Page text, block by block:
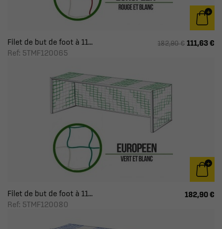
Filet de but de foot à 11...
Ref: 5TMF120065
182,90 € 111,63 €
Filet de but de foot à 11...
Ref: 5TMF120080
182,90 €